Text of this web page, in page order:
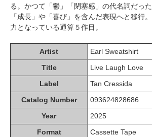
る。かつて「鬱」「閉塞感」の代名詞だった
「成長」や「喜び」を含んだ表現へと移行
力となっている通算５作目。
Artist
Earl Sweatshirt
Title
Live Laugh Love
Label
Tan Cressida
Catalog Number
093624828686
Year
2025
Format
Cassette Tape